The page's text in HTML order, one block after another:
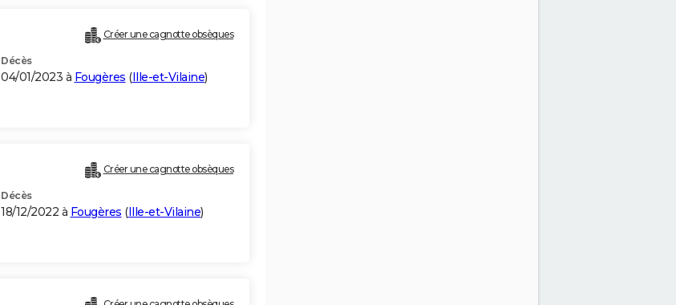
Créer une cagnotte obsèques
Décès
04/01/2023 à Fougères (Ille-et-Vilaine)
Créer une cagnotte obsèques
Décès
18/12/2022 à Fougères (Ille-et-Vilaine)